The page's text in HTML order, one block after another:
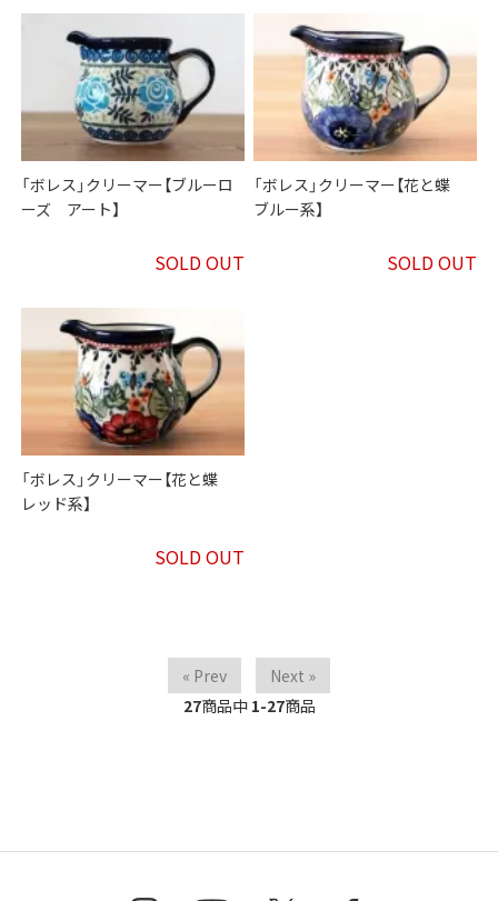
「ボレス」クリーマー【ブルーロ
ーズ アート】
SOLD OUT
「ボレス」クリーマー【花と蝶
ブルー系】
SOLD OUT
「ボレス」クリーマー【花と蝶
レッド系】
SOLD OUT
« Prev
Next »
27商品中 1-27商品